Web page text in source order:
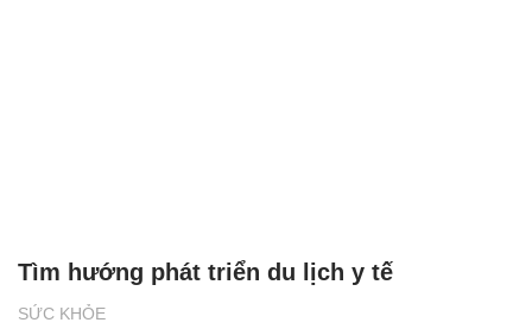
SỨC KHỎE
Tìm hướng phát triển du lịch y tế